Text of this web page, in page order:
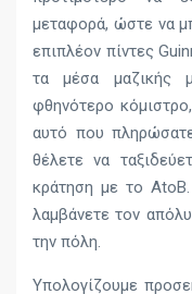
μεταφορά, ώστε να
επιπλέον πίντες
τα μέσα μαζικής
φθηνότερο
αυτό που
θέλετε να
κράτηση με το
λαμβάνετε τον
την πόλη.
Υπολογίζουμε